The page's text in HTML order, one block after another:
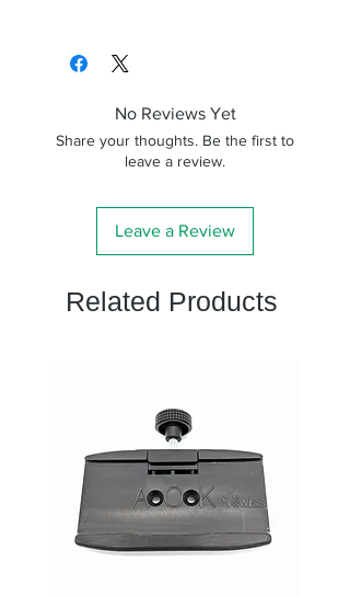
ε-180ED
232mm
有効口径 180mm
鏡筒全長 570mm
焦点距離 500mm
質量 約10.7kg
その他
副鏡の遮蔽直径
80mm/
実効口径比 1:3.1
No Reviews Yet
Share your thoughts. Be the first to
leave a review.
Leave a Review
Related Products